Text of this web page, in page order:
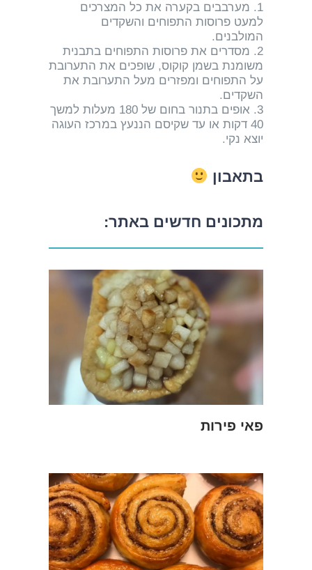
1. מערבבים בקערה את כל המצרכים
למעט פרוסות התפוחים והשקדים
המולבנים.
2. מסדרים את פרוסות התפוחים בתבנית
משומנת בשמן קוקוס, שופכים את התערובת
על התפוחים ומפזרים מעל התערובת את
השקדים.
3. אופים בתנור בחום של 180 מעלות למשך
40 דקות או עד שקיסם הננעץ במרכז העוגה
יוצא נקי.
בתאבון
מתכונים חדשים באתר:
פאי פירות